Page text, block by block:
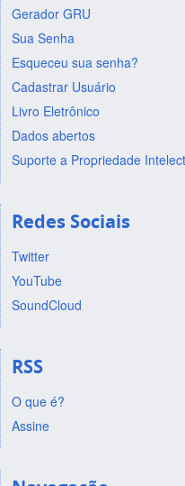
Gerador GRU
Sua Senha
Esqueceu sua senha?
Cadastrar Usuário
Livro Eletrônico
Dados abertos
Suporte a Propriedade
Redes Sociais
Twitter
YouTube
SoundCloud
RSS
O que é?
Assine